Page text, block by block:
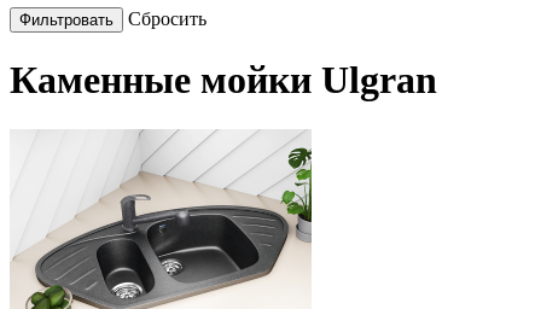
Сбросить
Каменные мойки Ulgran